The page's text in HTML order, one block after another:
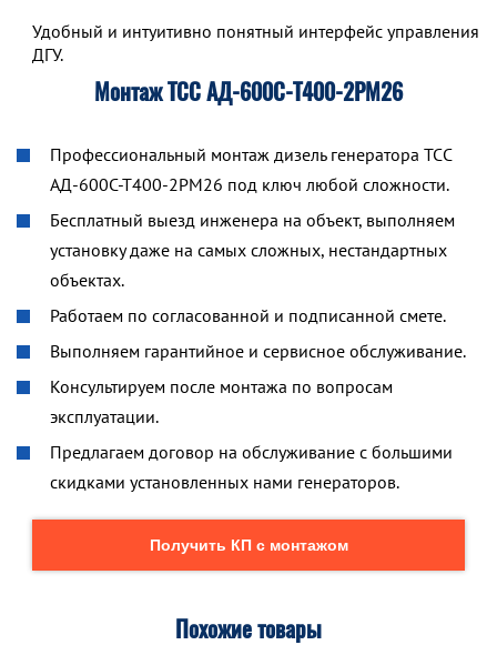
Удобный и интуитивно понятный интерфейс управления
ДГУ.
Монтаж ТСС АД-600С-Т400-2РМ26
Профессиональный монтаж дизель генератора ТСС
АД-600С-Т400-2РМ26 под ключ любой сложности.
Бесплатный выезд инженера на объект, выполняем
установку даже на самых сложных, нестандартных
объектах.
Работаем по согласованной и подписанной смете.
Выполняем гарантийное и сервисное обслуживание.
Консультируем после монтажа по вопросам
эксплуатации.
Предлагаем договор на обслуживание с большими
скидками установленных нами генераторов.
Получить КП с монтажом
Похожие товары